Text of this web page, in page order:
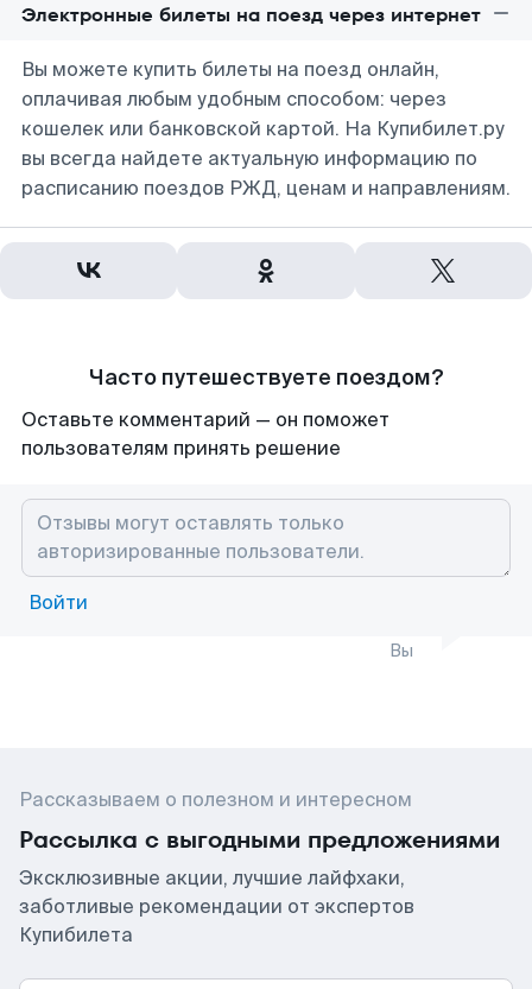
Электронные билеты на поезд через интернет
Вы можете купить билеты на поезд онлайн,
оплачивая любым удобным способом: через
кошелек или банковской картой. На Купибилет.ру
вы всегда найдете актуальную информацию по
расписанию поездов РЖД, ценам и направлениям.
Часто путешествуете поездом?
Оставьте комментарий — он поможет
пользователям принять решение
Войти
Вы
Рассказываем о полезном и интересном
Рассылка с выгодными предложениями
Эксклюзивные акции, лучшие лайфхаки,
заботливые рекомендации от экспертов
Купибилета